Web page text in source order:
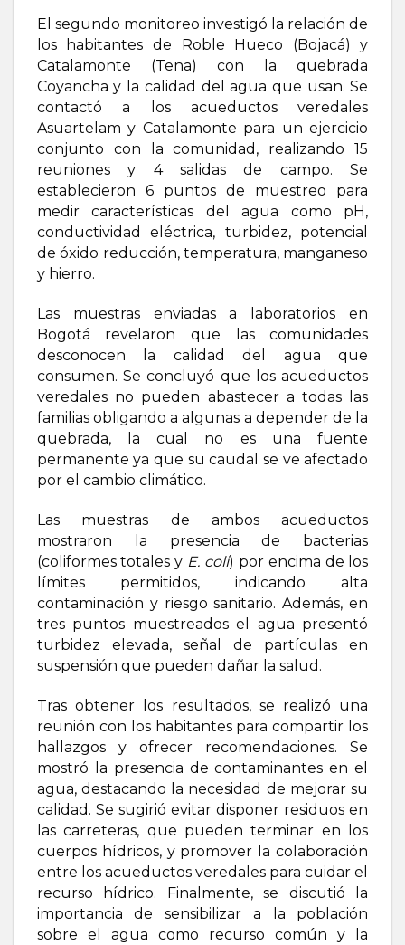
El segundo monitoreo investigó la relación de
los habitantes de Roble Hueco (Bojacá) y
Catalamonte (Tena) con la quebrada
Coyancha y la calidad del agua que usan. Se
contactó a los acueductos veredales
Asuartelam y Catalamonte para un ejercicio
conjunto con la comunidad, realizando 15
reuniones y 4 salidas de campo. Se
establecieron 6 puntos de muestreo para
medir características del agua como pH,
conductividad eléctrica, turbidez, potencial
de óxido reducción, temperatura, manganeso
y hierro.
Las muestras enviadas a laboratorios en
Bogotá revelaron que las comunidades
desconocen la calidad del agua que
consumen. Se concluyó que los acueductos
veredales no pueden abastecer a todas las
familias obligando a algunas a depender de la
quebrada, la cual no es una fuente
permanente ya que su caudal se ve afectado
por el cambio climático.
Las muestras de ambos acueductos
mostraron la presencia de bacterias
(coliformes totales y E. coli) por encima de los
límites permitidos, indicando alta
contaminación y riesgo sanitario. Además, en
tres puntos muestreados el agua presentó
turbidez elevada, señal de partículas en
suspensión que pueden dañar la salud.
Tras obtener los resultados, se realizó una
reunión con los habitantes para compartir los
hallazgos y ofrecer recomendaciones. Se
mostró la presencia de contaminantes en el
agua, destacando la necesidad de mejorar su
calidad. Se sugirió evitar disponer residuos en
las carreteras, que pueden terminar en los
cuerpos hídricos, y promover la colaboración
entre los acueductos veredales para cuidar el
recurso hídrico. Finalmente, se discutió la
importancia de sensibilizar a la población
sobre el agua como recurso común y la